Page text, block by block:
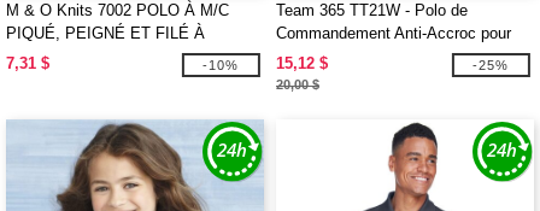
M & O Knits 7002 POLO À M/C
PIQUÉ, PEIGNÉ ET FILÉ À
L'ANNEAU
7,31 $ -10%
Team 365 TT21W - Polo de
Commandement Anti-Accroc pour
Femmes
15,12 $
20,00 $
-25%